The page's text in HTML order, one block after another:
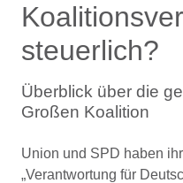
steuerlich?
Überblick über die
Großen Koalition
Union und SPD haben
„Verantwortung für